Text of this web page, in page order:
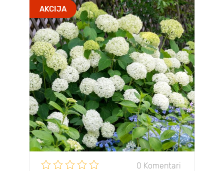
AKCIJA
0 Komentari